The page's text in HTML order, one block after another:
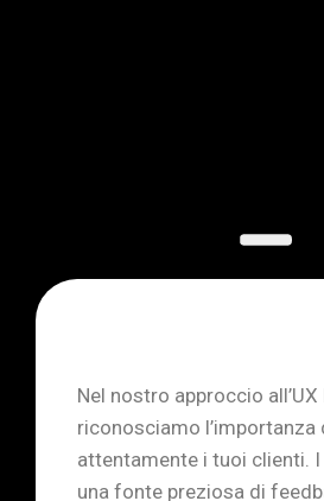
Nel nostro approccio all’UX
riconosciamo l’importanza
attentamente i tuoi clienti.
una fonte preziosa di